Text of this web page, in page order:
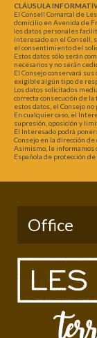
CLÁUSULA
El Consell Comarcal de
domicilio en Avenida de
los datos personales
interesado en el Consell,
el consentimiento del
Estos datos sólo serán
necesarios y no serán
El Consejo conservará
exigible algún tipo de
Los datos solicitados
correcta consecución de
estos datos, el Consejo
En cualquier caso, el
supresión, oposición y
El Interesado podrá
Consejo en la dirección
Asimismo, le informamos
Española de protección de
Office